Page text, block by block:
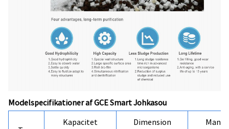
Modelspecifikationer af GCE Smart Johkasou
Kapacitet Dimension